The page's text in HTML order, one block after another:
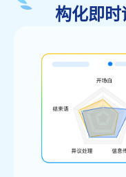
构化即